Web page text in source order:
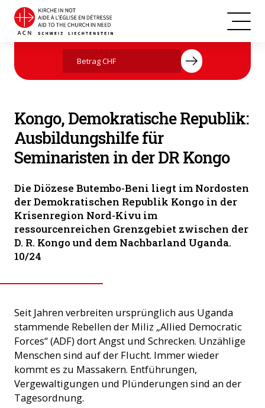
Kongo, Demokratische Republik
Jetzt mit Ihrer Spende helfen
Kongo, Demokratische Republik:
Ausbildungshilfe für
Seminaristen in der DR Kongo
Die Diözese Butembo-Beni liegt im Nordosten
der Demokratischen Republik Kongo in der
Krisenregion Nord-Kivu im
ressourcenreichen Grenzgebiet zwischen der
D. R. Kongo und dem Nachbarland Uganda.
10/24
Seit Jahren verbreiten ursprünglich aus Uganda
stammende Rebellen der Miliz „Allied Democratic
Forces“ (ADF) dort Angst und Schrecken. Unzählige
Menschen sind auf der Flucht. Immer wieder
kommt es zu Massakern. Entführungen,
Vergewaltigungen und Plünderungen sind an der
Tagesordnung.